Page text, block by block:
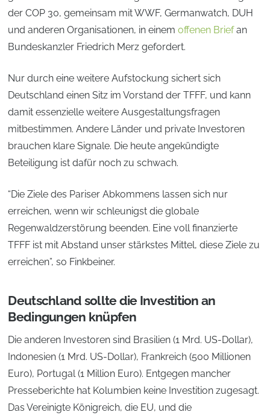
der COP 30, gemeinsam mit WWF, Germanwatch, DUH
und anderen Organisationen, in einemoffenen Briefan
Bundeskanzler Friedrich Merz gefordert.
Nur durch eine weitere Aufstockung sichert sich
Deutschland einen Sitz im Vorstand der TFFF, und kann
damit essenzielle weitere Ausgestaltungsfragen
mitbestimmen. Andere Länder und private Investoren
brauchen klare Signale. Die heute angekündigte
Beteiligung ist dafür noch zu schwach.
“Die Ziele des Pariser Abkommens lassen sich nur
erreichen, wenn wir schleunigst die globale
Regenwaldzerstörung beenden. Eine voll finanzierte
TFFF ist mit Abstand unser stärkstes Mittel, diese Ziele zu
erreichen”, so Finkbeiner.
Deutschland sollte die Investition an
Bedingungen knüpfen
Die anderen Investoren sind Brasilien (1 Mrd. US-Dollar),
Indonesien (1 Mrd. US-Dollar), Frankreich (500 Millionen
Euro), Portugal (1 Million Euro). Entgegen mancher
Presseberichte hat Kolumbien keine Investition zugesagt.
Das Vereinigte Königreich, die EU, und die